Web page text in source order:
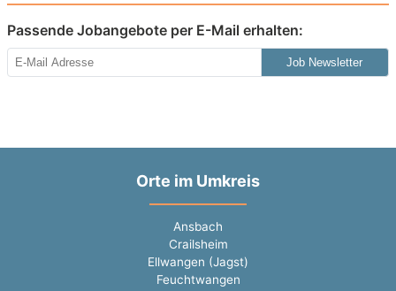
Passende Jobangebote per E-Mail erhalten:
Job Newsletter
Orte im Umkreis
Ansbach
Crailsheim
Ellwangen (Jagst)
Feuchtwangen